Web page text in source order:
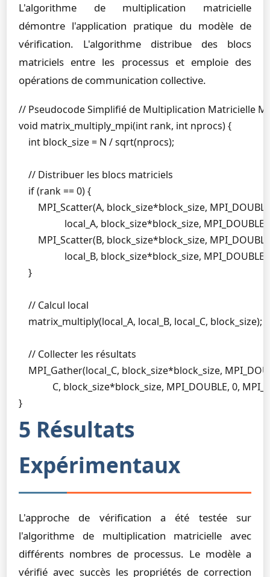
L'algorithme de multiplication matricielle
démontre l'application pratique du modèle de
vérification. L'algorithme distribue des blocs
matriciels entre les processus et emploie des
opérations de communication collective.
// Pseudocode Simplifié de Multiplication Matricielle
void matrix_multiply_mpi(int rank, int nprocs) {
    int block_size = N / sqrt(nprocs);
    // Distribuer les blocs matriciels
    if (rank == 0) {
MPI_Scatter(A, block_size*block_size,
local_A, block_size*block_size,
MPI_Scatter(B, block_size*block_size,
local_B, block_size*block_size,
    }
    // Calcul local
    matrix_multiply(local_A, local_B, local_C, block_size);
    // Collecter les résultats
MPI_Gather(local_C, block_size*block_size,
C, block_size*block_size, MPI_DOUBLE, 0,
}
5 Résultats
Expérimentaux
L'approche de vérification a été testée sur
l'algorithme de multiplication matricielle avec
différents nombres de processus. Le modèle a
vérifié avec succès les propriétés de correction